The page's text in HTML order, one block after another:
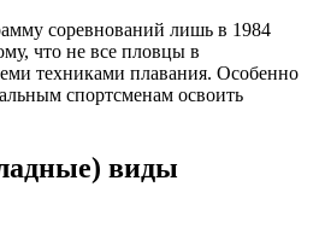
соревнований лишь в 1984
что не все пловцы в
техниками плавания. Особенно
спортсменам освоить
виды